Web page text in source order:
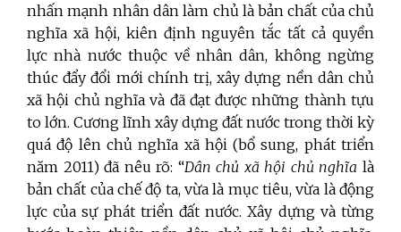
nhấn mạnh nhân dân làm chủ là bản chất của chủ
nghĩa xã hội, kiên định nguyên tắc tất cả quyền
lực nhà nước thuộc về nhân dân, không ngừng
thúc đẩy đổi mới chính trị, xây dựng nền dân chủ
xã hội chủ nghĩa và đã đạt được những thành tựu
to lớn. Cương lĩnh xây dựng đất nước trong thời kỳ
quá độ lên chủ nghĩa xã hội (bổ sung, phát triển
năm 2011) đã nêu rõ: “Dân chủ xã hội chủ nghĩa là
bản chất của chế độ ta, vừa là mục tiêu, vừa là động
lực của sự phát triển đất nước. Xây dựng và từng